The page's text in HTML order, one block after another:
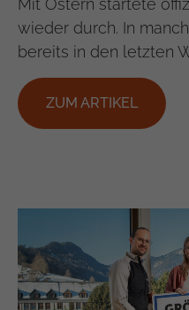
wieder durch. In
bereits in den letzten
ZUM ARTIKEL